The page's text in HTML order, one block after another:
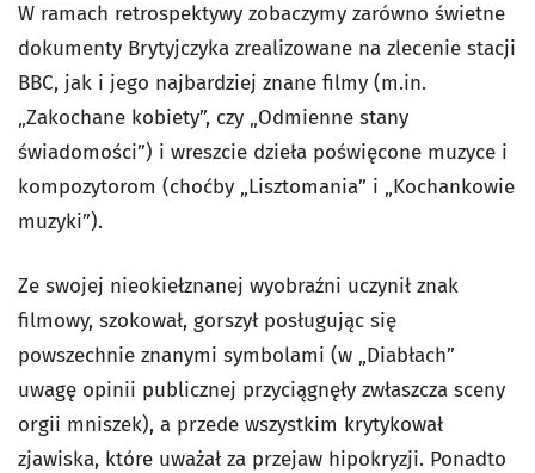
W ramach retrospektywy zobaczymy zarówno świetne
dokumenty Brytyjczyka zrealizowane na zlecenie stacji
BBC, jak i jego najbardziej znane filmy (m.in.
„Zakochane kobiety”, czy „Odmienne stany
świadomości”) i wreszcie dzieła poświęcone muzyce i
kompozytorom (choćby „Lisztomania” i „Kochankowie
muzyki”).
Ze swojej nieokiełznanej wyobraźni uczynił znak
filmowy, szokował, gorszył posługując się
powszechnie znanymi symbolami (w „Diabłach”
uwagę opinii publicznej przyciągnęły zwłaszcza sceny
orgii mniszek), a przede wszystkim krytykował
zjawiska, które uważał za przejaw hipokryzji. Ponadto